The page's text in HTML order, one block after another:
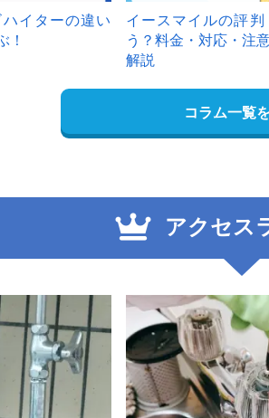
イターの違い
！
イースマイルの評
う？料金・対応・注
解説
コラム一覧
アクセス
2